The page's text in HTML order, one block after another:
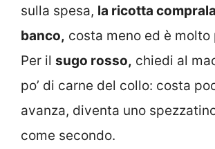
sulla spesa, la ricotta
banco, costa meno ed è molto
Per il sugo rosso, chiedi al
po’ di carne del collo: costa
avanza, diventa uno
come secondo.